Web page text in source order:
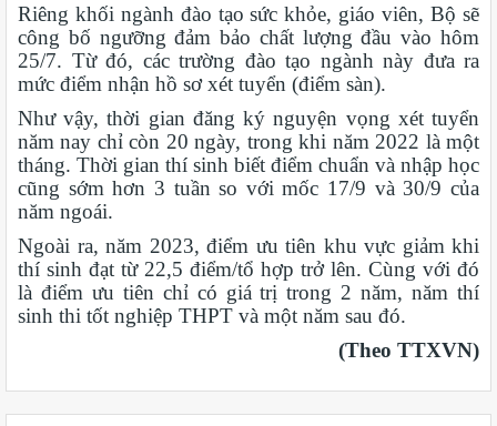
Riêng khối ngành đào tạo sức khỏe, giáo viên, Bộ sẽ
công bố ngưỡng đảm bảo chất lượng đầu vào hôm
25/7. Từ đó, các trường đào tạo ngành này đưa ra
mức điểm nhận hồ sơ xét tuyển (điểm sàn).
Như vậy, thời gian đăng ký nguyện vọng xét tuyển
năm nay chỉ còn 20 ngày, trong khi năm 2022 là một
tháng. Thời gian thí sinh biết điểm chuẩn và nhập học
cũng sớm hơn 3 tuần so với mốc 17/9 và 30/9 của
năm ngoái.
Ngoài ra, năm 2023, điểm ưu tiên khu vực giảm khi
thí sinh đạt từ 22,5 điểm/tổ hợp trở lên. Cùng với đó
là điểm ưu tiên chỉ có giá trị trong 2 năm, năm thí
sinh thi tốt nghiệp THPT và một năm sau đó.
(Theo TTXVN)